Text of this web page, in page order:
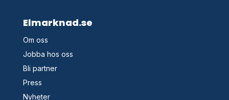
Elmarknad.se
Om oss
Jobba hos oss
Bli partner
Press
Nyheter